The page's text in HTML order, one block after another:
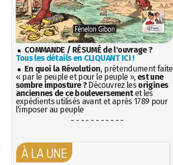
COMMANDE / RÉSUMÉ de l'ouvrage ?
Tous les détails en CLIQUANT ICI !
En quoi la Révolution, prétendument faite
« par le peuple et pour le peuple », est une
sombre imposture ?Découvrez les origines
anciennes de ce bouleversementet les
expédients utilisés avant et après 1789 pour
l'imposer au peuple
- - - - - - - - - - -
À LA UNE